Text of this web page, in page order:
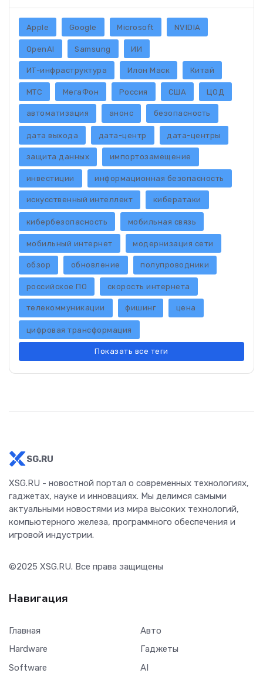
Apple Google Microsoft NVIDIA
OpenAI Samsung ИИ
ИТ-инфраструктура Илон Маск Китай
МТС МегаФон Россия США ЦОД
автоматизация анонс безопасность
дата выхода дата-центр дата-центры
защита данных импортозамещение
инвестиции информационная безопасность
искусственный интеллект кибератаки
кибербезопасность мобильная связь
мобильный интернет модернизация сети
обзор обновление полупроводники
российское ПО скорость интернета
телекоммуникации фишинг цена
цифровая трансформация
Показать все теги
SG.RU
XSG.RU - новостной портал о современных технологиях,
гаджетах, науке и инновациях. Мы делимся самыми
актуальными новостями из мира высоких технологий,
компьютерного железа, программного обеспечения и
игровой индустрии.
©2025 XSG.RU. Все права защищены
Навигация
Главная
Hardware
Software
Авто
Гаджеты
AI